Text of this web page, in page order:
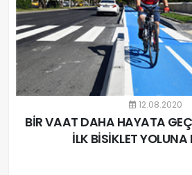
12.08.2020
BİR VAAT DAHA HAYATA
İLK BİSİKLET